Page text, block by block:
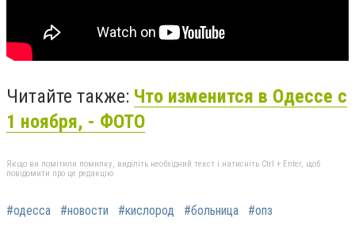
Читайте также: Что изменится в Одессе с
1 ноября, - ФОТО
Якщо ви помітили помилку, виділіть необхідний текст і натисніть Ctrl + Enter, щоб
повідомити про це редакцію
#одесса #новости #кислород #больница #опз